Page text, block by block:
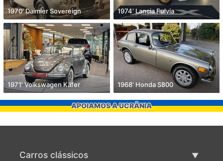
1970' Daimler Sovereign 1974' Lancia Fulvia
1971' Volkswagen Käfer 1968' Honda S800
APOIAMOS A UCRÂNIA
Carros clássicos